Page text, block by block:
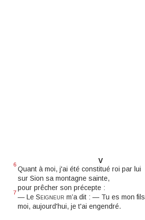
V
6
Quant à moi, j'ai été constitué roi par lui
sur Sion sa montagne sainte,
pour prêcher son précepte :
7
— Le Seigneur m’a dit : — Tu es mon fils
moi, aujourd'hui, je t'ai engendré.